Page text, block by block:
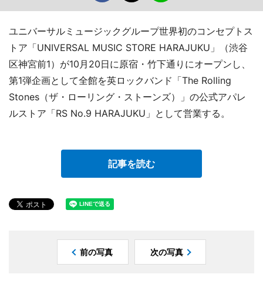
ユニバーサルミュージックグループ世界初のコンセプトス
トア「UNIVERSAL MUSIC STORE HARAJUKU」（渋谷
区神宮前1）が10月20日に原宿・竹下通りにオープンし、
第1弾企画として全館を英ロックバンド「The Rolling
Stones（ザ・ローリング・ストーンズ）」の公式アパレ
ルストア「RS No.9 HARAJUKU」として営業する。
記事を読む
前の写真 次の写真